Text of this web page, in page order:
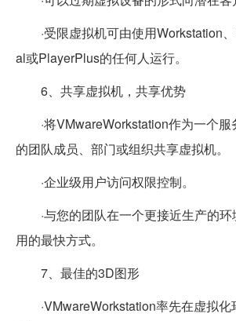
·受限虚拟机可由使用Workstation
al或PlayerPlus的任何人运行。
6、共享虚拟机，共享优势
·将VMwareWorkstation作为一个服
的团队成员、部门或组织共享虚拟机。
·企业级用户访问权限控制。
·与您的团队在一个更接近生产的环
用的最快方式。
7、最佳的3D图形
·VMwareWorkstation率先在虚拟化